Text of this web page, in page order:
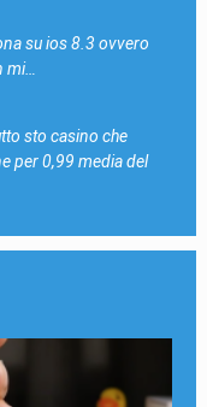
su ios 8.3 ovvero
mi…
sto casino che
per 0,99 media del